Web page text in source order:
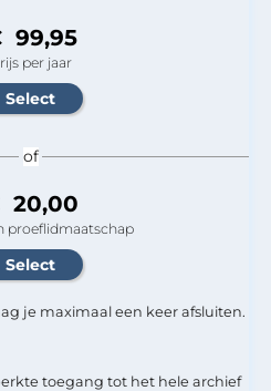
99,95
per jaar
of
20,00
proeflidmaatschap
je maximaal een keer afsluiten.
toegang tot het hele archief